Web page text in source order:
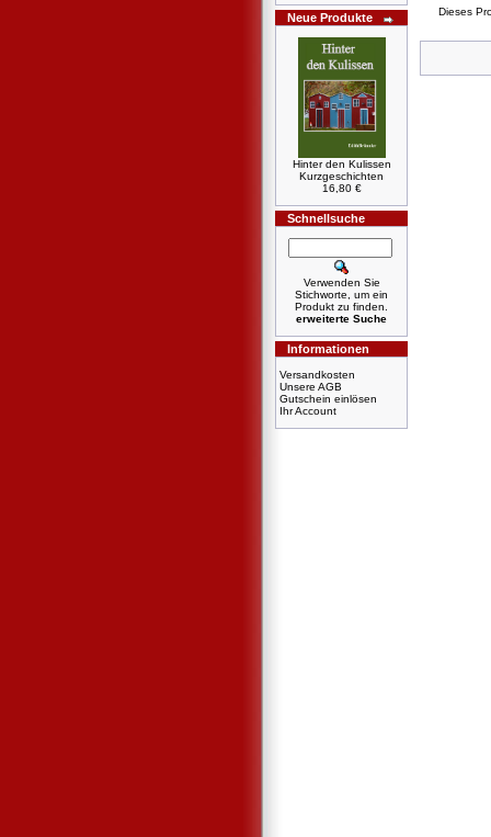
Neue Produkte
Hinter den Kulissen
Kurzgeschichten
16,80 €
Schnellsuche
Verwenden Sie
Stichworte, um ein
Produkt zu finden.
erweiterte Suche
Informationen
Versandkosten
Unsere AGB
Gutschein einlösen
Ihr Account
Dieses